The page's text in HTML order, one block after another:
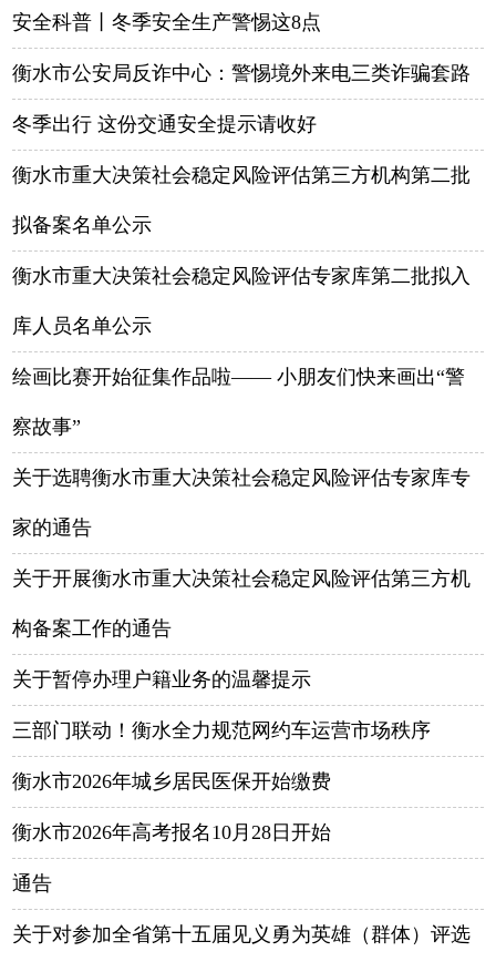
安全科普丨冬季安全生产警惕这8点
衡水市公安局反诈中心：警惕境外来电三类诈骗套路
冬季出行 这份交通安全提示请收好
衡水市重大决策社会稳定风险评估第三方机构第二批
拟备案名单公示
衡水市重大决策社会稳定风险评估专家库第二批拟入
库人员名单公示
绘画比赛开始征集作品啦—— 小朋友们快来画出“警
察故事”
关于选聘衡水市重大决策社会稳定风险评估专家库专
家的通告
关于开展衡水市重大决策社会稳定风险评估第三方机
构备案工作的通告
关于暂停办理户籍业务的温馨提示
三部门联动！衡水全力规范网约车运营市场秩序
衡水市2026年城乡居民医保开始缴费
衡水市2026年高考报名10月28日开始
通告
关于对参加全省第十五届见义勇为英雄（群体）评选